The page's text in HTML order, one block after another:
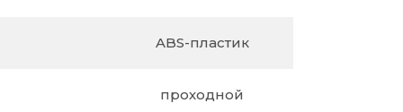
ABS-пластик
проходной